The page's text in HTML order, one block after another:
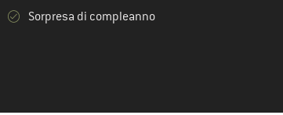
Sorpresa di compleanno